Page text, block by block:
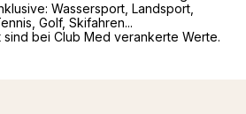
Wassersport, Landsport,
Golf, Skifahren...
bei Club Med verankerte Werte.